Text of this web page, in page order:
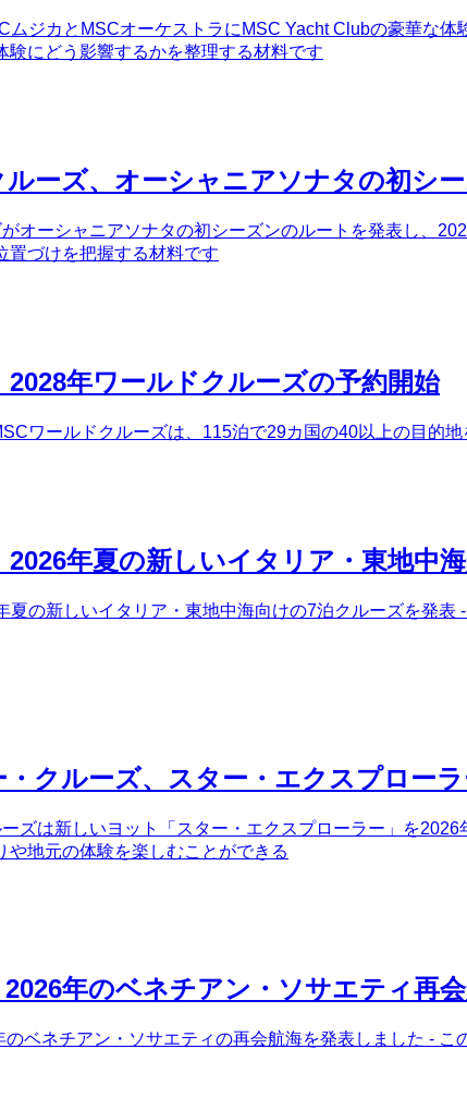
ムジカとMSCオーケストラにMSC Yacht Clubの豪華な
験にどう影響するかを整理する材料です
ーズ、オーシャニアソナタの初シ
オーシャニアソナタの初シーズンのルートを発表し、
置づけを把握する材料です
2028年ワールドクルーズの予約開始
ワールドクルーズは、115泊で29カ国の40以上の目的
2026年夏の新しいイタリア・東地中
夏の新しいイタリア・東地中海向けの7泊クルーズを発
クルーズ、スター・エクスプロー
ズは新しいヨット「スター・エクスプローラー」を
や地元の体験を楽しむことができる
年のベネチアン・ソサエティ再
ベネチアン・ソサエティの再会航海を発表しました -